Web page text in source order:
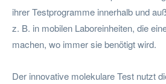
ihrer Testprogramme innerhalb und
z. B. in mobilen Laboreinheiten, die
machen, wo immer sie benötigt wird.
Der innovative molekulare Test nutzt